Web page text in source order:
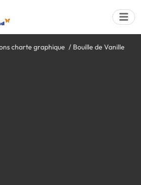
charte graphique Bouille de Vanille